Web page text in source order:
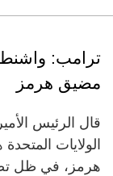
ترامب:
مضيق هرمز
قال الرئيس
الولايات
هرمز، في ظل